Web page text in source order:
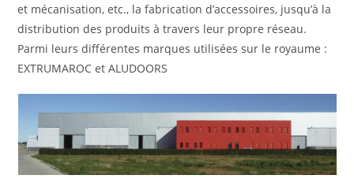
et mécanisation, etc., la fabrication d’accessoires, jusqu’à la
distribution des produits à travers leur propre réseau.
Parmi leurs différentes marques utilisées sur le royaume :
EXTRUMAROC et ALUDOORS